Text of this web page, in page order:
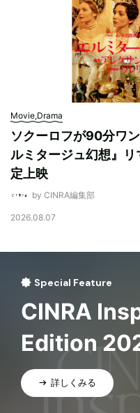
Movie,Drama
ソクーロフが90分ワ
ルミタージュ幻想』
定上映
by CINRA編集部
2026.08.07
Special Feature
CINRA
Edition
詳しくみる